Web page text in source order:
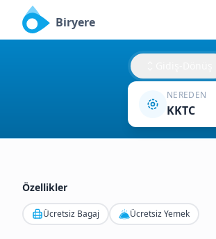
Biryere
NEREDEN
KKTC
Özellikler
Ücretsiz Bagaj Ücretsiz Yemek